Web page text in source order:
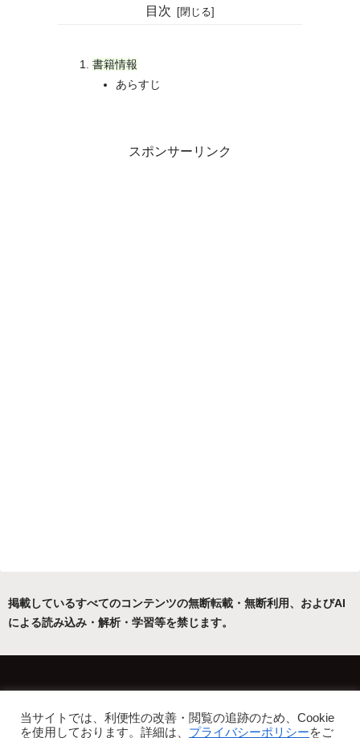
目次
書籍情報
あらすじ
スポンサーリンク
掲載しているすべてのコンテンツの無断転載・無断利用、およびAI
による読み込み・解析・学習等を禁じます。
プライバシーポリシー・免責事項
当サイトでは、利便性の改善・閲覧の追跡のため、Cookie
を使用しております。詳細は、 プライバシーポリシーをご